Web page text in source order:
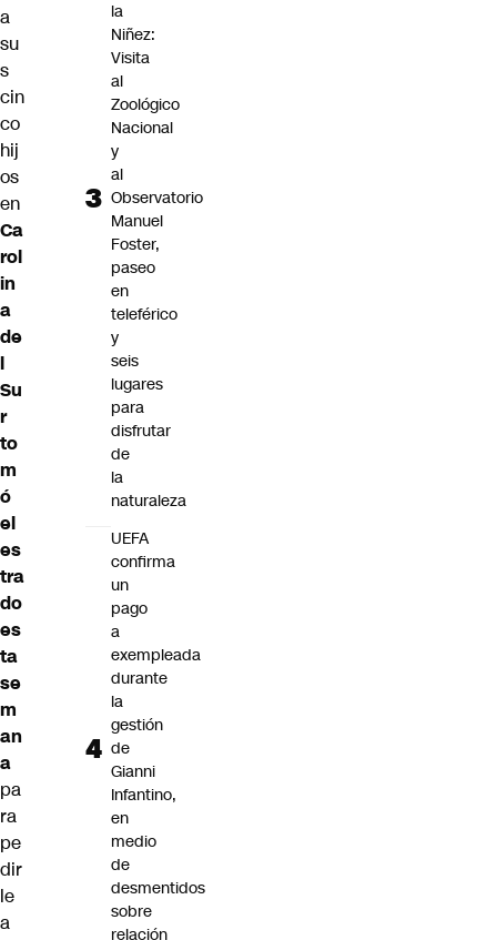
a
su
s
cin
co
hij
os
en
Ca
rol
in
a
de
l
Su
r
to
m
ó
el
es
tra
do
es
ta
se
m
an
a
pa
ra
pe
dir
le
a
la
Niñez:
Visita
al
Zoológico
Nacional
y
al
Observatorio
Manuel
Foster,
paseo
en
teleférico
y
seis
lugares
para
disfrutar
de
la
naturaleza
UEFA
confirma
un
pago
a
exempleada
durante
la
gestión
de
Gianni
Infantino,
en
medio
de
desmentidos
sobre
relación